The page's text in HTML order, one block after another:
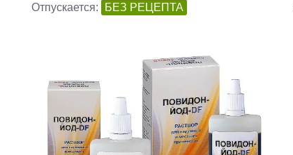
Отпускается:
БЕЗ РЕЦЕПТА